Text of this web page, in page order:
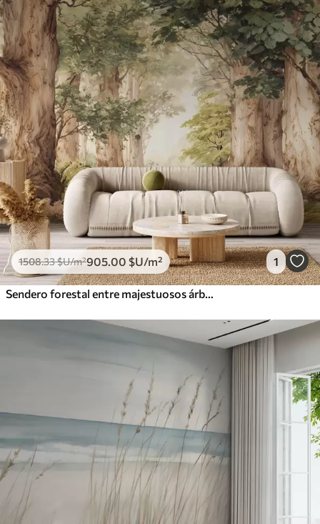
1508.33$U/m²905 .00 $U/m² 1